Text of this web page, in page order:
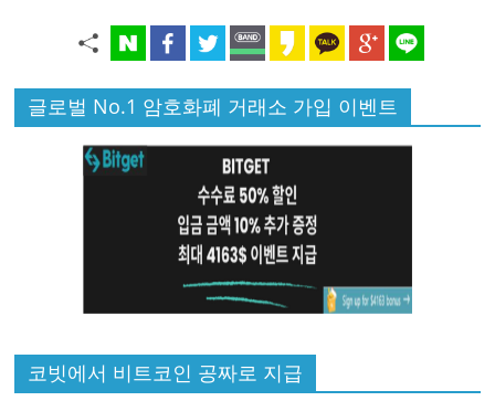
글로벌 No.1 암호화폐 거래소 가입 이벤트
코빗에서 비트코인 공짜로 지급